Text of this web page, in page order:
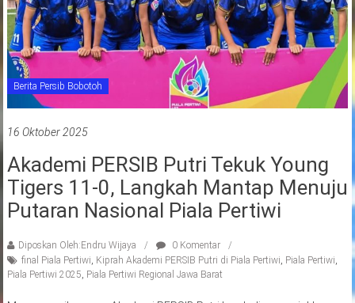
Berita Persib Bobotoh
16 Oktober 2025
Akademi PERSIB Putri Tekuk Young
Tigers 11-0, Langkah Mantap Menuju
Putaran Nasional Piala Pertiwi
Diposkan Oleh:Endru Wijaya
0 Komentar
final Piala Pertiwi Kiprah Akademi PERSIB Putri di Piala Pertiwi Piala Pertiwi
Piala Pertiwi 2025 Piala Pertiwi Regional Jawa Barat